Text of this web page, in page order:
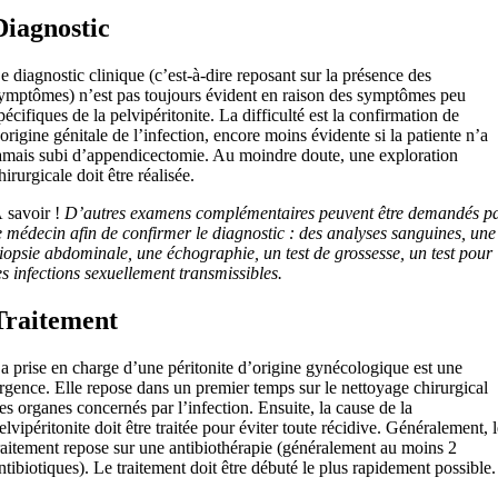
diagnostic clinique (c’est-à-dire reposant sur la présence des
n’est pas toujours évident en raison des symptômes peu
de la pelvipéritonite. La difficulté est la confirmation de
génitale de l’infection, encore moins évidente si la patiente n’a
subi d’appendicectomie. Au moindre doute, une exploration
doit être réalisée.
savoir ! D’autres examens complémentaires peuvent être demandés
médecin afin de confirmer le diagnostic : des analyses sanguines, une
abdominale, une échographie, un test de grossesse, un test pour
infections sexuellement transmissibles.
prise en charge d’une péritonite d’origine gynécologique est une
Elle repose dans un premier temps sur le nettoyage chirurgical
organes concernés par l’infection. Ensuite, la cause de la
doit être traitée pour éviter toute récidive. Généralement,
repose sur une antibiothérapie (généralement au moins 2
Le traitement doit être débuté le plus rapidement possible.